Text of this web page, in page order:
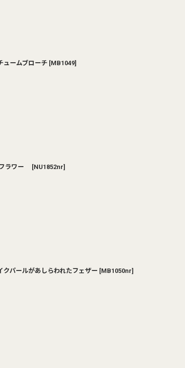
ュームブローチ [MB1049]
ラワー [NU1852nr]
クパールがあしらわれたフェザー [MB1050nr]